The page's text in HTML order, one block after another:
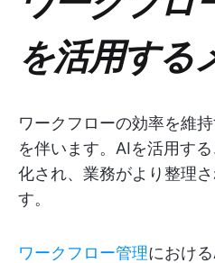
を活用する
ワークフローの効率を維
を伴います。AIを活用す
化され、業務がより整理
す。
ワークフロー管理におけ